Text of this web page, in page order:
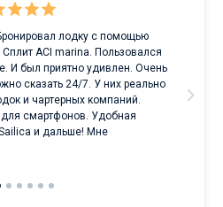
лодку с помощью
ACI marina. Пользовался
И был приятно удивлен. Очень
сказать 24/7. У них реально
и чартерных компаний.
смартфонов. Удобная
Sailica и дальше! Мне